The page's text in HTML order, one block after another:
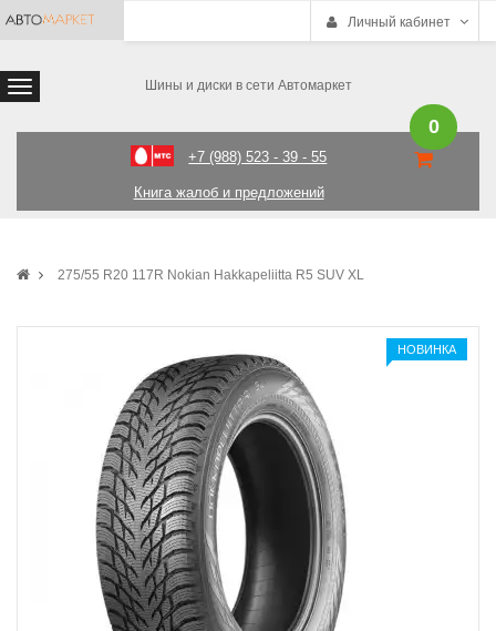
Личный кабинет
Шины и диски в сети Автомаркет
+7 (988) 523 - 39 - 55
Книга жалоб и предложений
0
275/55 R20 117R Nokian Hakkapeliitta R5 SUV XL
НОВИНКА